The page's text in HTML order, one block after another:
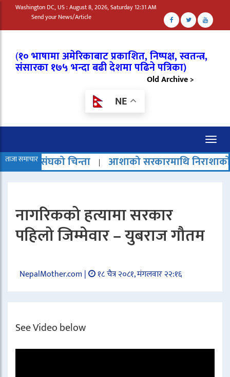
Washington DC, US : August 8, 2026, Saturday 12:31 AM
Send your News/Article
(१० भाषामा अमेरिकाबाट प्रकाशित, निष्पक्ष, स्वतन्त्र,
संसारका १७५ भन्दा बढी देशमा पढिने पत्रिका)
Old Archive >
NE
ताजा समाचार
चिन्ता | आशाको सरकारमाथि निराशाको बादल |
नागरिकको हत्यामा सरकार
पहिलो जिम्मेवार – युबराज गौतम
NepalMother.com | १८ चैत्र २०८१, मंगलवार २२:१६
See Video below